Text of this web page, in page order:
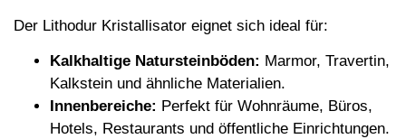
Der Lithodur Kristallisator eignet sich ideal für:
Kalkhaltige Natursteinböden: Marmor, Travertin,
Kalkstein und ähnliche Materialien.
Innenbereiche: Perfekt für Wohnräume, Büros,
Hotels, Restaurants und öffentliche Einrichtungen.